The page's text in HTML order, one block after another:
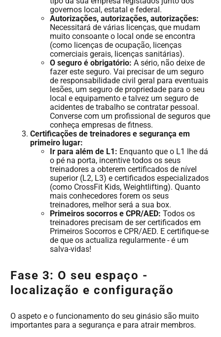
governos local, estatal e federal.
Autorizações, autorizações, autorizações:
Necessitará de várias licenças, que mudam
muito consoante o local onde se encontra
(como licenças de ocupação, licenças
comerciais gerais, licenças sanitárias).
O seguro é obrigatório: A sério, não deixe de
fazer este seguro. Vai precisar de um seguro
de responsabilidade civil geral para eventuais
lesões, um seguro de propriedade para o seu
local e equipamento e talvez um seguro de
acidentes de trabalho se contratar pessoal.
Converse com um profissional de seguros que
conheça empresas de fitness.
Certificações de treinadores e segurança em
primeiro lugar:
Ir para além de L1: Enquanto que o L1 lhe dá
o pé na porta, incentive todos os seus
treinadores a obterem certificados de nível
superior (L2, L3) e certificados especializados
(como CrossFit Kids, Weightlifting). Quanto
mais conhecedores forem os seus
treinadores, melhor será a sua box.
Primeiros socorros e CPR/AED: Todos os
treinadores precisam de ser certificados em
Primeiros Socorros e CPR/AED. E certifique-se
de que os actualiza regularmente - é um
salva-vidas!
Fase 3: O seu espaço -
localização e configuração
O aspeto e o funcionamento do seu ginásio são muito
importantes para a segurança e para atrair membros.